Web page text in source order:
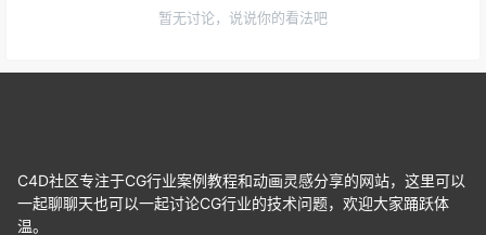
暂无讨论，说说你的看法吧
C4D社区专注于CG行业案例教程和动画灵感分享的网站，这里可以
一起聊聊天也可以一起讨论CG行业的技术问题，欢迎大家踊跃体
温。